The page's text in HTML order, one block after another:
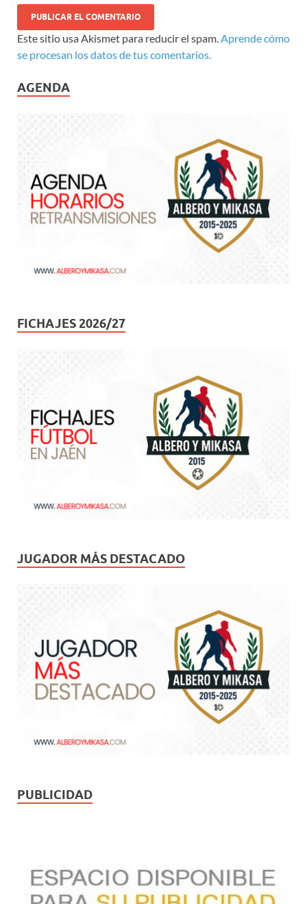
Este sitio usa Akismet para reducir el spam. Aprende cómo
se procesan los datos de tus comentarios.
AGENDA
FICHAJES 2026/27
JUGADOR MÁS DESTACADO
PUBLICIDAD